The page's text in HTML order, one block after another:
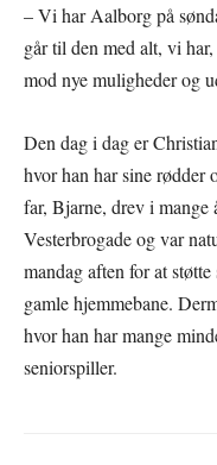
– Vi har Aalborg på
går til den med alt, vi
mod nye muligheder og
Den dag i dag er
hvor han har sine rødder
far, Bjarne, drev i mange
Vesterbrogade og var
mandag aften for at
gamle hjemmebane.
hvor han har mange
seniorspiller.